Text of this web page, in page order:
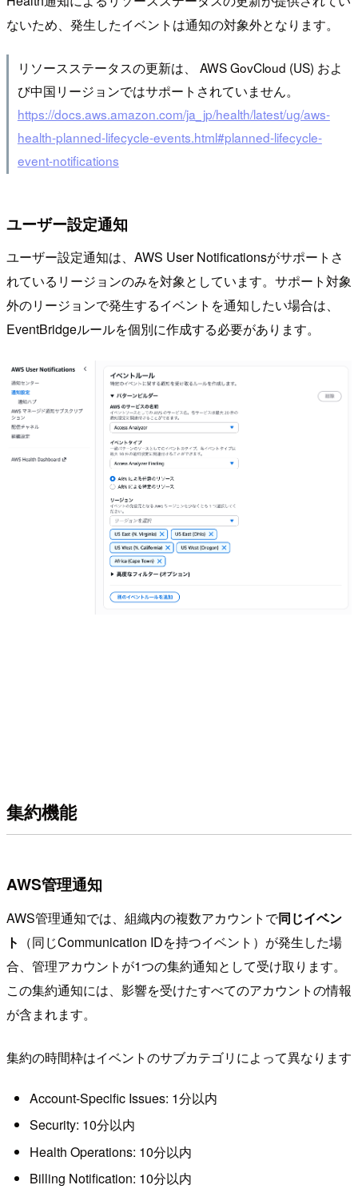
ないため、発生したイベントは通知の対象外となります。
リソースステータスの更新は、 AWS GovCloud (US) およ
び中国リージョンではサポートされていません。
https://docs.aws.amazon.com/ja_jp/health/latest/ug/aws-
health-planned-lifecycle-events.html#planned-lifecycle-
event-notifications
ユーザー設定通知
ユーザー設定通知は、AWS User Notificationsがサポートさ
れているリージョンのみを対象としています。サポート対象
外のリージョンで発生するイベントを通知したい場合は、
EventBridgeルールを個別に作成する必要があります。
集約機能
AWS管理通知
AWS管理通知では、組織内の複数アカウントで同じイベン
ト （同じCommunication IDを持つイベント）が発生した場
合、管理アカウントが1つの集約通知として受け取ります。
この集約通知には、影響を受けたすべてのアカウントの情報
が含まれます。
集約の時間枠はイベントのサブカテゴリによって異なります
Account-Specific Issues: 1分以内
Security: 10分以内
Health Operations: 10分以内
Billing Notification: 10分以内